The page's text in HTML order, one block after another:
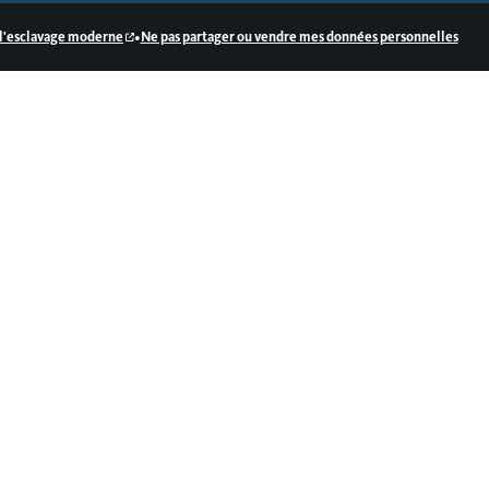
moderne •Ne pas partager ou vendre mes données personnelles